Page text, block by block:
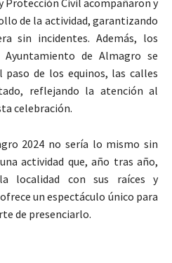
de la actividad, garantizando
sin incidentes. Además, los
de Almagro se
de los equinos, las calles
reflejando la atención al
celebración.
2024 no sería lo mismo sin
actividad que, año tras año,
localidad con sus raíces y
un espectáculo único para
de presenciarlo.